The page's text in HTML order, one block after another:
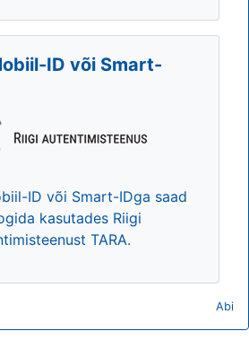
ID või Smart-
ID või Smart-IDga saad
kasutades Riigi
TARA.
Abi